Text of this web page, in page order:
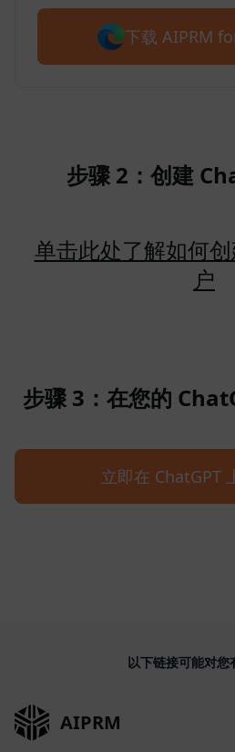
下载 AIPRM
步骤 2：创建
单击此处了解如何
户
步骤 3：在您的
立即在 ChatGPT
以下链接可能对您
AIPRM